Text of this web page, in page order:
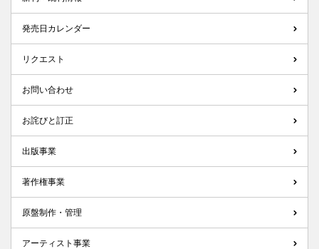
発売日カレンダー
リクエスト
お問い合わせ
お詫びと訂正
出版事業
著作権事業
原盤制作・管理
アーティスト事業